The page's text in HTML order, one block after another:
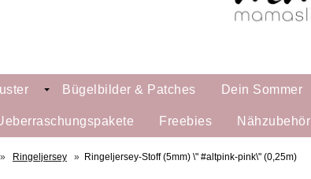
Bügelbilder & Patches Dein Sommer
Freebies Nähzubehör
» Ringeljersey » Ringeljersey-Stoff (5mm) \" #altpink-pink\" (0,25m)